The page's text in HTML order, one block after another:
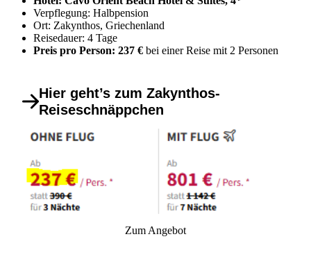
Verpflegung: Halbpension
Ort: Zakynthos, Griechenland
Reisedauer: 4 Tage
Preis pro Person: 237 € bei einer Reise mit 2 Personen
Hier geht’s zum Zakynthos-
Reiseschnäppchen
Zum Angebot